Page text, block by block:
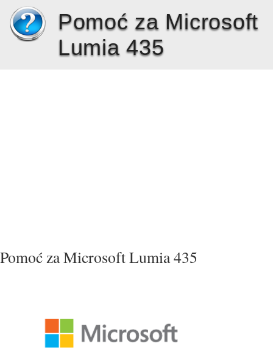
Pomoć za Microsoft
Lumia 435
Pomoć za Microsoft Lumia 435